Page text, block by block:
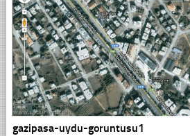
gazipasa-uydu-goruntusu1